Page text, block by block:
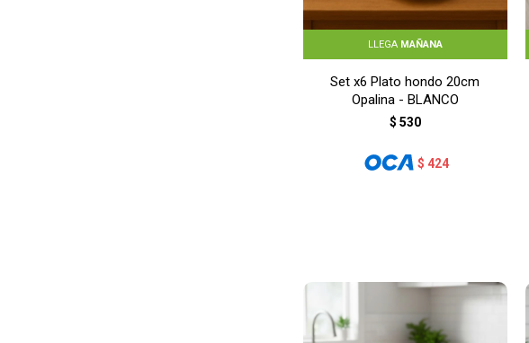
LLEGA MAÑANA
Set x6 Plato hondo 20cm
Opalina - BLANCO
$ 530
$ 424